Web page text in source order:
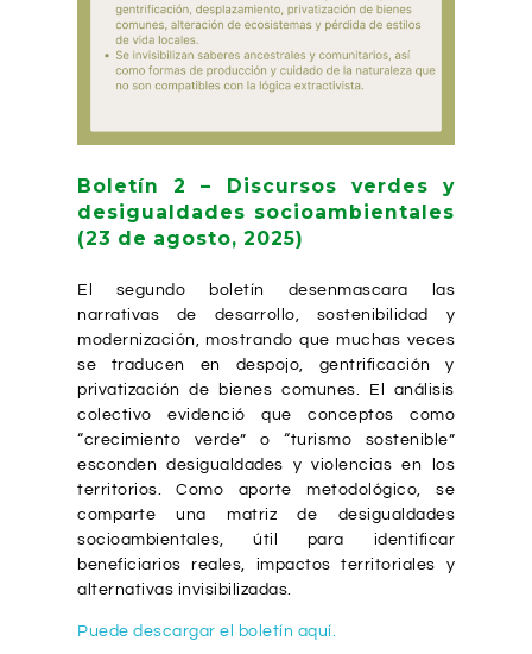
Boletín 2 – Discursos verdes y
desigualdades socioambientales
(23 de agosto, 2025)
El segundo boletín desenmascara las
narrativas de desarrollo, sostenibilidad y
modernización, mostrando que muchas veces
se traducen en despojo, gentrificación y
privatización de bienes comunes. El análisis
colectivo evidenció que conceptos como
“crecimiento verde” o “turismo sostenible”
esconden desigualdades y violencias en los
territorios. Como aporte metodológico, se
comparte una matriz de desigualdades
socioambientales, útil para identificar
beneficiarios reales, impactos territoriales y
alternativas invisibilizadas.
Puede descargar el boletín aquí.